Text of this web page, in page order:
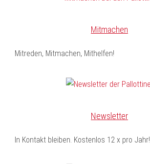
Mitmachen
Mitreden, Mitmachen, Mithelfen!
Newsletter
In Kontakt bleiben. Kostenlos 12 x pro Jahr!